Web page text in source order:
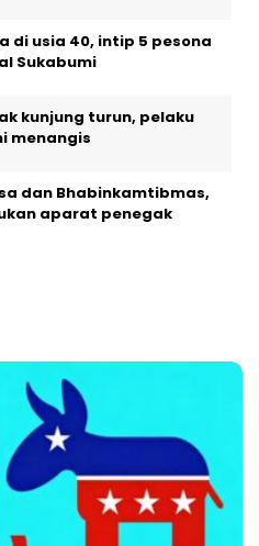
di usia 40, intip 5 pesona
Sukabumi
kunjung turun, pelaku
menangis
dan Bhabinkamtibmas,
aparat penegak